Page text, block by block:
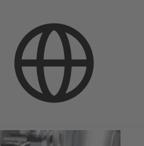
Käitamisvahendid